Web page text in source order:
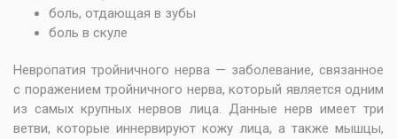
боль, отдающая в зубы
боль в скуле
Невропатия тройничного нерва — заболевание, связанное
с поражением тройничного нерва, который является одним
из самых крупных нервов лица. Данные нерв имеет три
ветви, которые иннервируют кожу лица, а также мышцы,